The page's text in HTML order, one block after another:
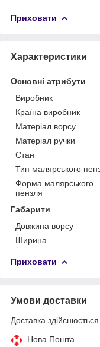
Приховати
Характеристики
Основні атрибути
Виробник
Країна виробник
Матеріал ворсу
Матеріал ручки
Стан
Тип малярського
Форма малярського
пензля
Габарити
Довжина ворсу
Ширина
Приховати
Умови доставки
Доставка
Нова Пошта